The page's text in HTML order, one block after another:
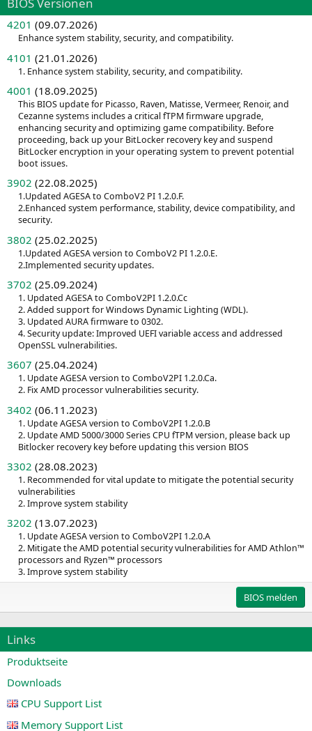
BIOS Versionen
4201 (09.07.2026)
Enhance system stability, security, and compatibility.
4101 (21.01.2026)
1. Enhance system stability, security, and compatibility.
4001 (18.09.2025)
This BIOS update for Picasso, Raven, Matisse, Vermeer, Renoir, and
Cezanne systems includes a critical fTPM firmware upgrade,
enhancing security and optimizing game compatibility. Before
proceeding, back up your BitLocker recovery key and suspend
BitLocker encryption in your operating system to prevent potential
boot issues.
3902 (22.08.2025)
1.Updated AGESA to ComboV2 PI 1.2.0.F.
2.Enhanced system performance, stability, device compatibility, and
security.
3802 (25.02.2025)
1.Updated AGESA version to ComboV2 PI 1.2.0.E.
2.Implemented security updates.
3702 (25.09.2024)
1. Updated AGESA to ComboV2PI 1.2.0.Cc
2. Added support for Windows Dynamic Lighting (WDL).
3. Updated AURA firmware to 0302.
4. Security update: Improved UEFI variable access and addressed
OpenSSL vulnerabilities.
3607 (25.04.2024)
1. Update AGESA version to ComboV2PI 1.2.0.Ca.
2. Fix AMD processor vulnerabilities security.
3402 (06.11.2023)
1. Update AGESA version to ComboV2PI 1.2.0.B
2. Update AMD 5000/3000 Series CPU fTPM version, please back up
Bitlocker recovery key before updating this version BIOS
3302 (28.08.2023)
1. Recommended for vital update to mitigate the potential security
vulnerabilities
2. Improve system stability
3202 (13.07.2023)
1. Update AGESA version to ComboV2PI 1.2.0.A
2. Mitigate the AMD potential security vulnerabilities for AMD Athlon™
processors and Ryzen™ processors
3. Improve system stability
BIOS melden
Links
Produktseite
Downloads
CPU Support List
Memory Support List